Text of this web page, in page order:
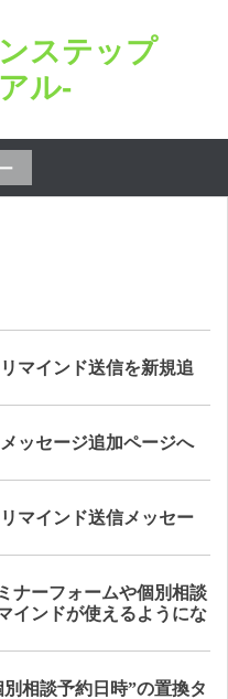
ステップ
ル-
マインド送信を新規追
ッセージ追加ページへ
マインド送信メッセー
ナーフォームや個別相談
インドが使えるようにな
相談予約日時”の置換タ